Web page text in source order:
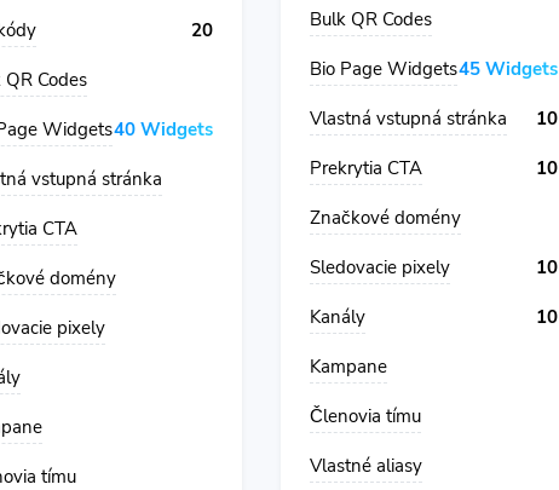
20
QR Codes
Widgets40 Widgets
vstupná stránka
CTA
domény
pixely
tímu
Bulk QR Codes
Bio Page Widgets45 Widgets
Vlastná vstupná stránka 10
Prekrytia CTA 10
Značkové domény
Sledovacie pixely 10
Kanály 10
Kampane
Členovia tímu
Vlastné aliasy